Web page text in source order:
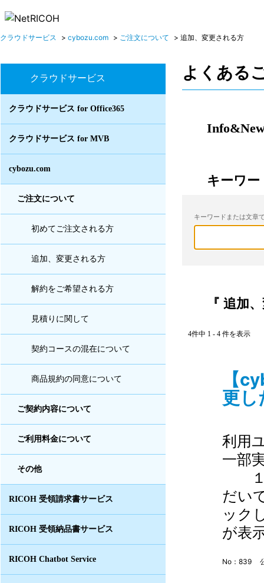
クラウドサービス > cybozu.com > ご注文について > 追加、変更される方
クラウドサービス
クラウドサービス for Office365
クラウドサービス for MVB
cybozu.com
ご注文について
初めてご注文される方
追加、変更される方
解約をご希望される方
見積りに関して
契約コースの混在について
商品規約の同意について
ご契約内容について
ご利用料金について
その他
RICOH 受領請求書サービス
RICOH 受領納品書サービス
RICOH Chatbot Service
よくある
キーワー
キーワードまたは文章
『 追加
4件中 1 - 4 件を表示
【
更
利用
一部
１
だい
ッ
が表
No：839